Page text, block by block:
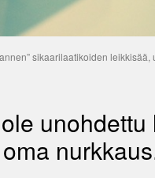
sikaarilaatikoiden leikkisää,